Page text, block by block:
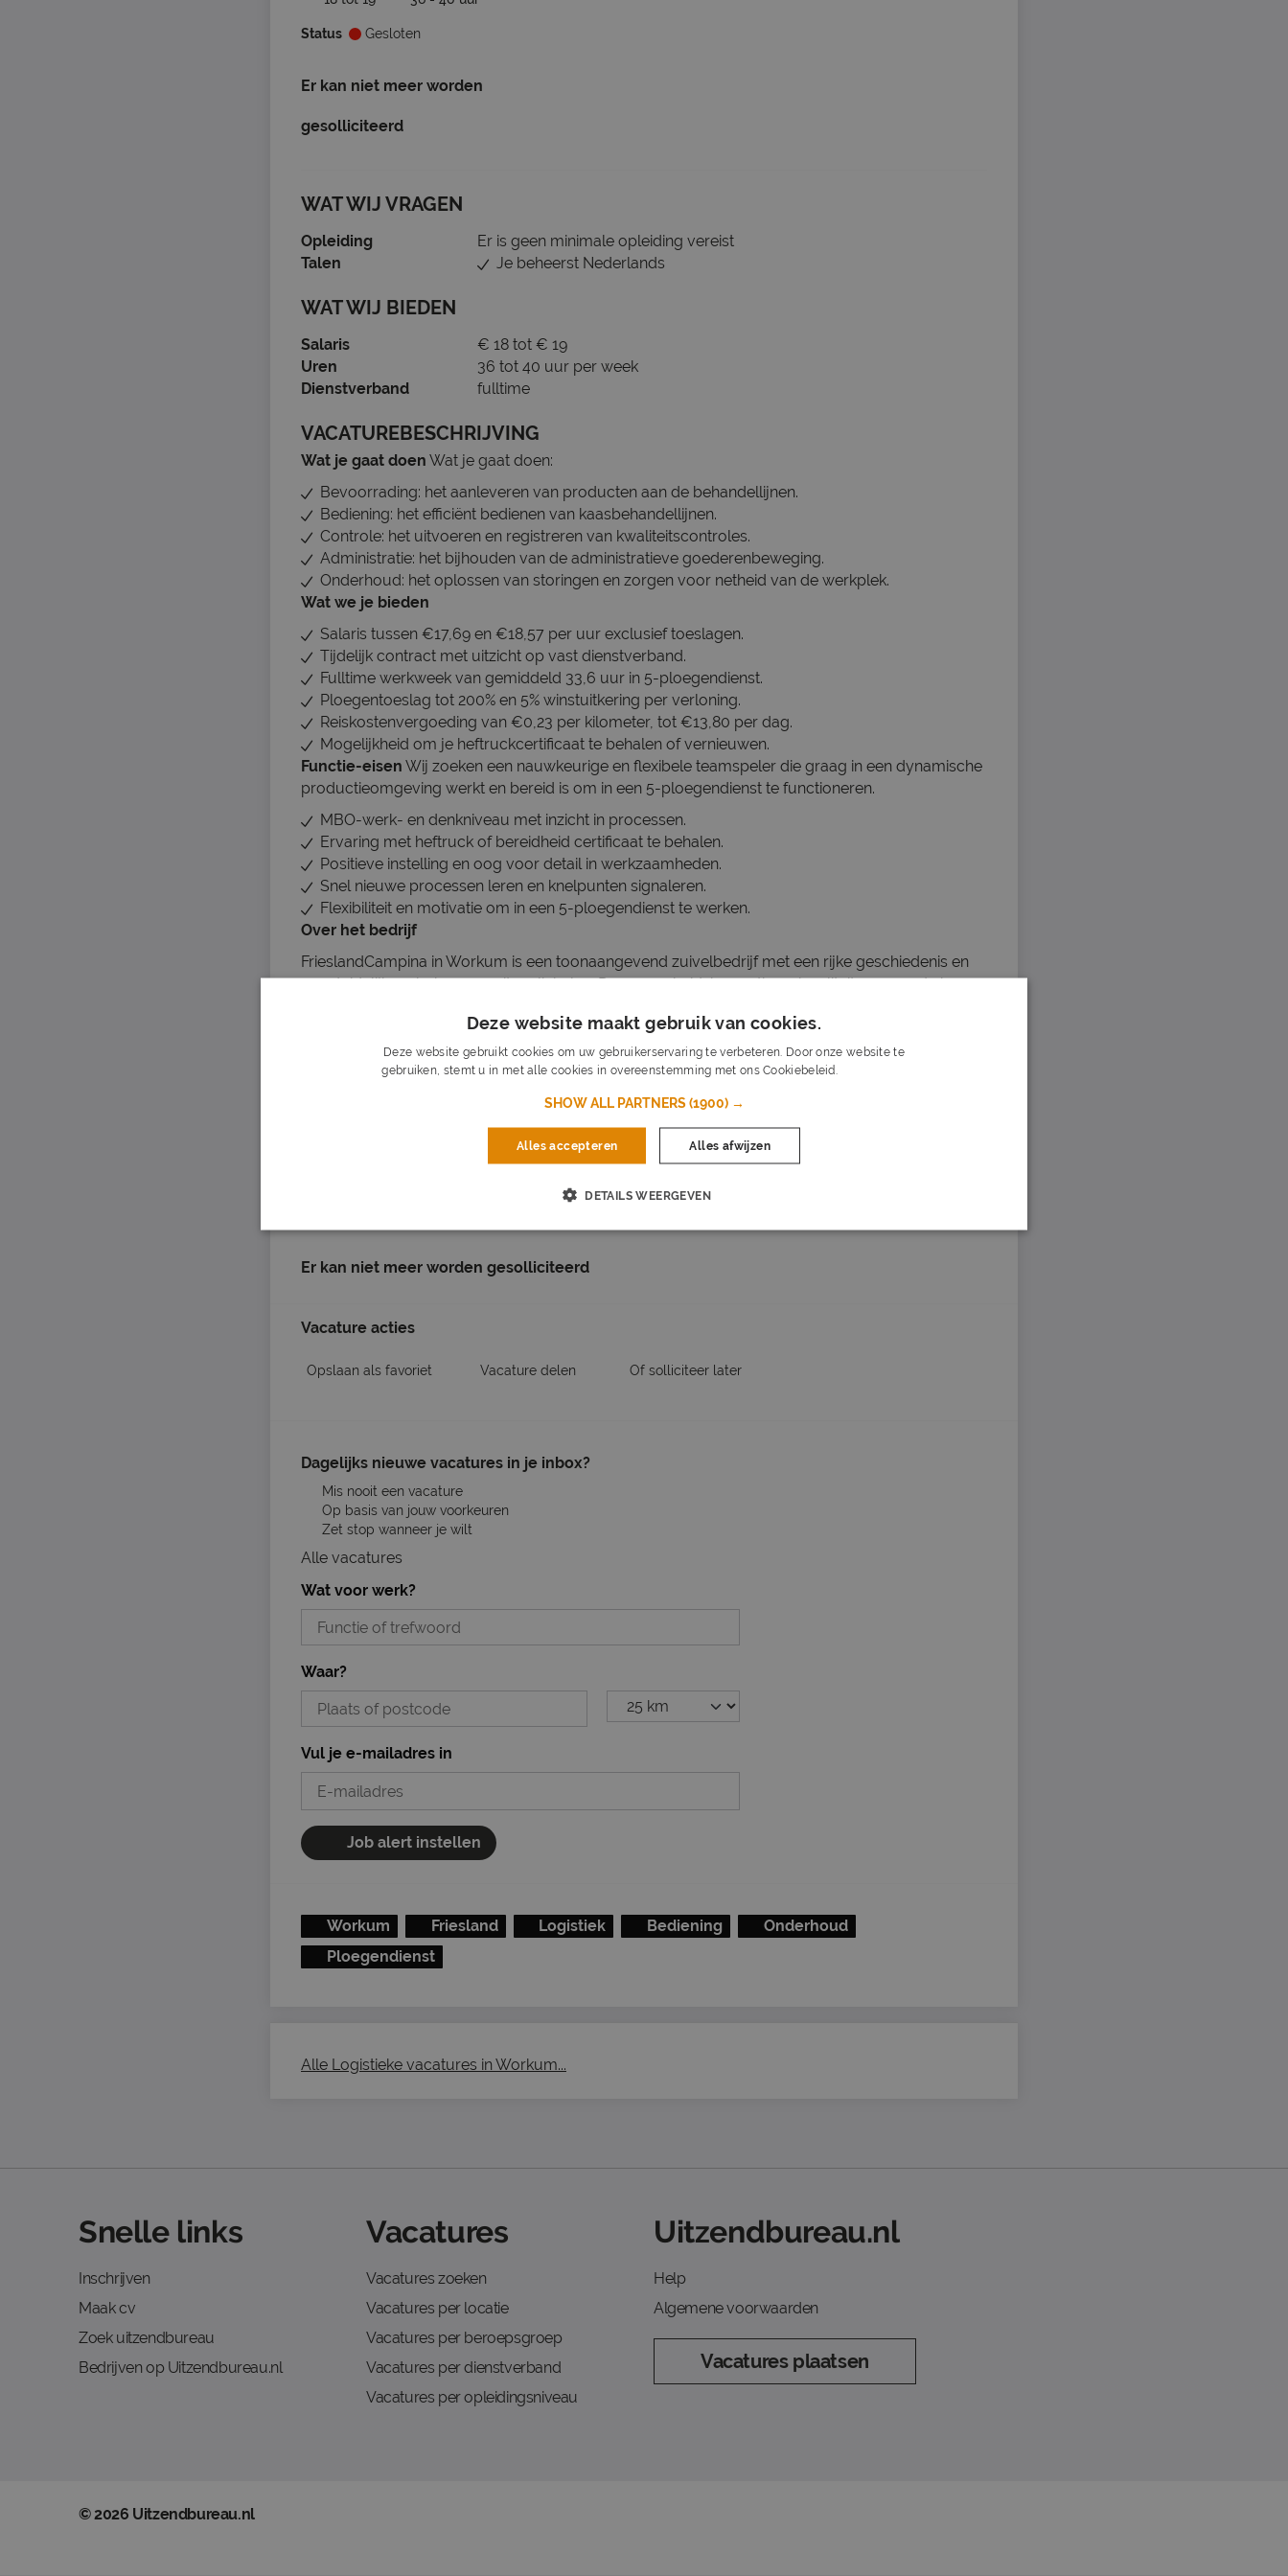
Status Gesloten
Er kan niet meer worden
gesolliciteerd
WAT WIJ VRAGEN
Opleiding
Er is geen minimale opleiding vereist
Talen
Je beheerst Nederlands
WAT WIJ BIEDEN
Salaris
€ 18 tot € 19
Uren
36 tot 40 uur per week
Dienstverband
fulltime
VACATUREBESCHRIJVING
Wat je gaat doen Wat je gaat doen:
Bevoorrading: het aanleveren van producten aan de behandellijnen.
Bediening: het efficiënt bedienen van kaasbehandellijnen.
Controle: het uitvoeren en registreren van kwaliteitscontroles.
Administratie: het bijhouden van de administratieve goederenbeweging.
Onderhoud: het oplossen van storingen en zorgen voor netheid van de werkplek.
Wat we je bieden
Salaris tussen €17,69 en €18,57 per uur exclusief toeslagen.
Tijdelijk contract met uitzicht op vast dienstverband.
Fulltime werkweek van gemiddeld 33,6 uur in 5-ploegendienst.
Ploegentoeslag tot 200% en 5% winstuitkering per verloning.
Reiskostenvergoeding van €0,23 per kilometer, tot €13,80 per dag.
Mogelijkheid om je heftruckcertificaat te behalen of vernieuwen.
Functie-eisen Wij zoeken een nauwkeurige en flexibele teamspeler die graag in een dynamische
productieomgeving werkt en bereid is om in een 5-ploegendienst te functioneren.
MBO-werk- en denkniveau met inzicht in processen.
Ervaring met heftruck of bereidheid certificaat te behalen.
Positieve instelling en oog voor detail in werkzaamheden.
Snel nieuwe processen leren en knelpunten signaleren.
Flexibiliteit en motivatie om in een 5-ploegendienst te werken.
Over het bedrijf
FrieslandCampina in Workum is een toonaangevend zuivelbedrijf met een rijke geschiedenis en
een duidelijke missie: meer uit melk halen. Duurzaamheid, innovatie en kwaliteit vormen de kern
Bij ons werk je op de grootste kaasproductielocatie van Noordwest-Europa. We combineren
vooruitstrevende projecten met aandacht voor persoonlijke groei, een collegiale werksfeer en
een gezonde werk-privébalans. Hier krijg je de kans om echt impact te maken.
Ben jij klaar om deel uit te maken van een team dat samenwerkt aan de toekomst van voeding?
Er kan niet meer worden gesolliciteerd
Vacature acties
Opslaan als favoriet Vacature delen Of solliciteer later
Dagelijks nieuwe vacatures in je inbox?
Mis nooit een vacature
Op basis van jouw voorkeuren
Zet stop wanneer je wilt
Alle vacatures
Wat voor werk?
Waar?
Vul je e-mailadres in
Job alert instellen
Workum Friesland Logistiek Bediening
Onderhoud
Ploegendienst
Alle Logistieke vacatures in Workum...
Snelle links
Inschrijven
Maak cv
Zoek uitzendbureau
Bedrijven op Uitzendbureau.nl
Vacatures
Vacatures zoeken
Vacatures per locatie
Vacatures per beroepsgroep
Vacatures per dienstverband
Vacatures per opleidingsniveau
Uitzendbureau.nl
Help
Algemene voorwaarden
Vacatures plaatsen
© 2026 Uitzendbureau.nl
Deze website maakt gebruik van cookies.
Deze website gebruikt cookies om uw gebruikerservaring te verbeteren. Door onze website te
gebruiken, stemt u in met alle cookies in overeenstemming met ons Cookiebeleid.
SHOW ALL PARTNERS(1900) →
Alles accepteren Alles afwijzen
DETAILS WEERGEVEN